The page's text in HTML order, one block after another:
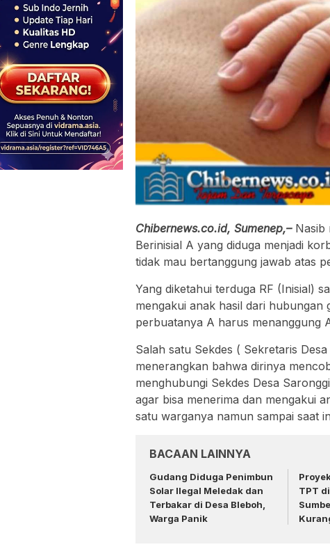
Chibernews.co.id, Sumenep,–Nasib
Berinisial A yang diduga menjadi
tidak mau bertanggung jawab atas
Yang diketahui terduga RF (Inisial)
mengakui anak hasil dari hubungan
perbuatanya A harus menanggung
Salah satu Sekdes ( Sekretaris
menerangkan bahwa dirinya
menghubungi Sekdes Desa
agar bisa menerima dan mengakui
satu warganya namun sampai saat
BACAAN LAINNYA
Gudang Diduga Penimbun
Solar Ilegal Meledak dan
Terbakar di Desa Bleboh,
Warga Panik
TPT